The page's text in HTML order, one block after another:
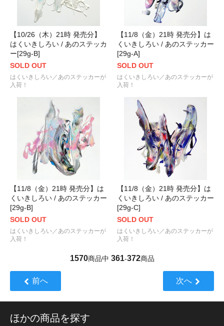
【10/26（木）21時 発売分】
はくいきしろい / あのステッカ
ー[29g-B]
SOLD OUT
はくいきしろい／あのステッカーが
入荷！
【11/8（金）21時 発売分】は
くいきしろい / あのステッカー
[29g-A]
SOLD OUT
はくいきしろい／あのステッカーが
入荷！
【11/8（金）21時 発売分】は
くいきしろい / あのステッカー
[29g-B]
SOLD OUT
はくいきしろい／あのステッカーが
入荷！
【11/8（金）21時 発売分】は
くいきしろい / あのステッカー
[29g-C]
SOLD OUT
はくいきしろい／あのステッカーが
入荷！
1570商品中 361-372商品
前へ 次へ
ほかの商品を探す